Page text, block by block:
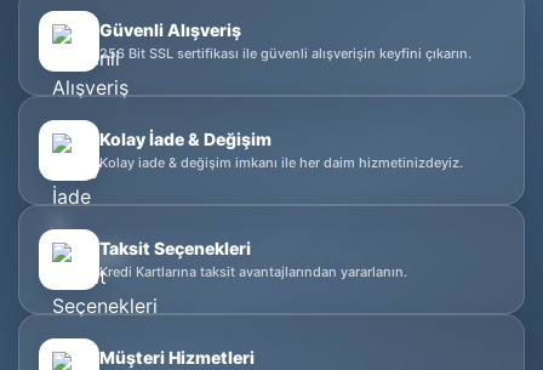
Güvenli Alışveriş
256 Bit SSL sertifikası ile güvenli alışverişin keyfini çıkarın.
Kolay İade & Değişim
Kolay iade & değişim imkanı ile her daim hizmetinizdeyiz.
Taksit Seçenekleri
Kredi Kartlarına taksit avantajlarından yararlanın.
Müşteri Hizmetleri